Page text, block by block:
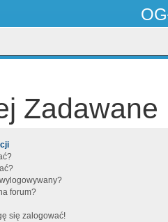
Zadawane
forum?
się zalogować!